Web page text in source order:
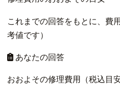
これまでの回答をもとに、費
考値です）
あなたの回答
おおよその修理費用（税込目安